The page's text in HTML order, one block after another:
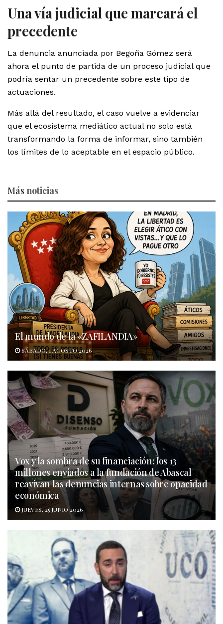
Una vía judicial que marcará el
precedente
La denuncia anunciada por Begoña Gómez será
ahora el punto de partida de un proceso judicial que
podría sentar un precedente sobre este tipo de
actuaciones.
Más allá del resultado, el caso vuelve a evidenciar
que el ecosistema mediático actual no solo está
transformando la forma de informar, sino también
los límites de lo aceptable en el espacio público.
Más noticias
El mundo de la «ZAFILANDIA»
SÁBADO, 1 AGOSTO 2026
Vox y la sombra de su financiación: los 13
millones enviados a la fundación de Abascal
reavivan las denuncias internas sobre opacidad
económica
JUEVES, 25 JUNIO 2026